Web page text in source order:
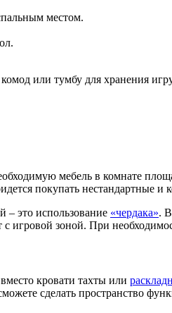
местом.
или тумбу для хранения
мебель в комнате
покупать нестандартные и
это использование «чердака».
игровой зоной. При
кровати тахты или
сделать пространство